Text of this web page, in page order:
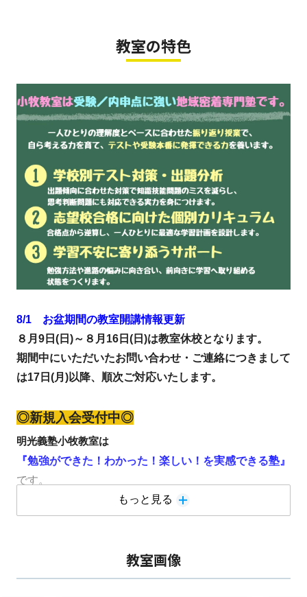
教室の特色
8/1 お盆期間の教室開講情報更新
８月9日(日)～８月16日(日)は教室休校となります。
期間中にいただいたお問い合わせ・ご連絡につきまして
は17日(月)以降、順次ご対応いたします。
◎新規入会受付中◎
明光義塾小牧教室は
『勉強ができた！わかった！楽しい！を実感できる塾』
です。
勉強が苦手、やり方がわからない、どうしたらよいかわ
からない・・・
お通いの生徒・保護者さまや地域の方々から温かいクチ
コミをたくさんいただいている教室です。
もっと見る
教室画像